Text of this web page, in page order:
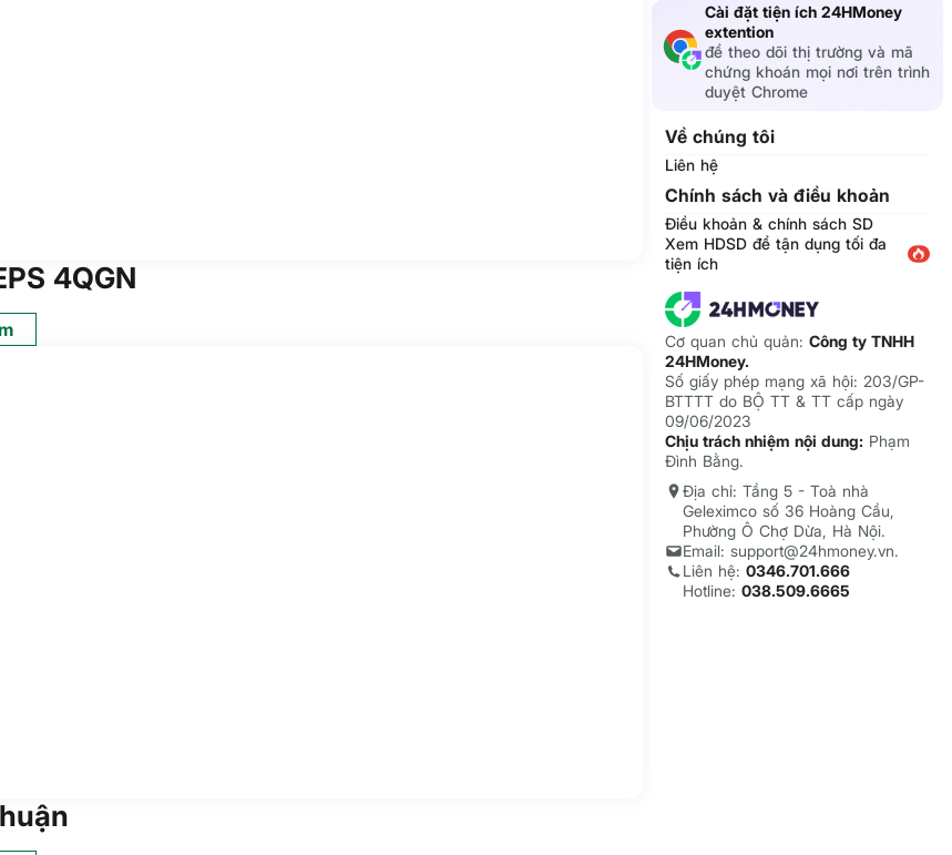
4QGN
Cài đặt tiện ích 24HMoney
extention
để theo dõi thị trường và mã
chứng khoán mọi nơi trên trình
duyệt Chrome
Về chúng tôi
Liên hệ
Chính sách và điều khoản
Điều khoản & chính sách SD
Xem HDSD để tận dụng tối đa
tiện ích
Cơ quan chủ quản: Công ty TNHH
24HMoney.
Số giấy phép mạng xã hội: 203/GP-
BTTTT do BỘ TT & TT cấp ngày
09/06/2023
Chịu trách nhiệm nội dung: Phạm
Đình Bằng.
Địa chỉ: Tầng 5 - Toà nhà
Geleximco số 36 Hoàng Cầu,
Phường Ô Chợ Dừa, Hà Nội.
Email: support@24hmoney.vn.
Liên hệ: 0346.701.666
Hotline: 038.509.6665